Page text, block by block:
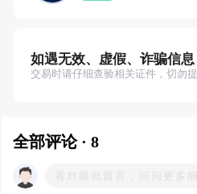
如遇无效、虚假、诈骗信
交易时请仔细查验相关证件，切勿
全部评论 · 8